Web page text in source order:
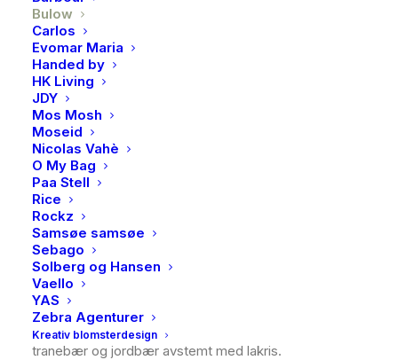
Bulow
Carlos
Evomar Maria
Handed by
HK Living
JDY
Mos Mosh
Moseid
Nicolas Vahè
O My Bag
Paa Stell
Rice
Rockz
Samsøe samsøe
Sebago
Solberg og Hansen
Vaello
YAS
Zebra Agenturer
Kreativ blomsterdesign
Produktnummer
Kategori
Brand
BESKRIVELSE
Det har tatt oss mer enn fem år å skape Johan Bülows
variant av amerikansk lakris – nemlig rød lakris. Myk,
men fylt med konsentrert fruktsaft av solbær,
tranebær og jordbær avstemt med lakris.